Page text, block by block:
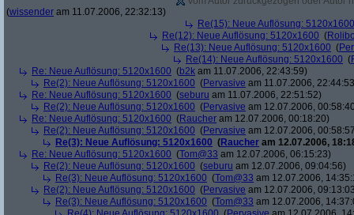
(wissender am 11.07.2006, 22:32:13)
Re(15): Neue Auflösung: 5120x1600
Re(12): Neue Auflösung: 5120x1600 (
Re(13): Neue Auflösung: 5120x1600 (
Re(14): Neue Auflösung: 5120x1600 (
Re: Neue Auflösung: 5120x1600 (b2k am 11.07.2006, 22:43:59)
Re(2): Neue Auflösung: 5120x1600 (Pervasive am 11.07.2006,
Re: Neue Auflösung: 5120x1600 (seburu am 11.07.2006, 22:51:52)
Re(2): Neue Auflösung: 5120x1600 (Pervasive am 12.07.2006,
Re: Neue Auflösung: 5120x1600 (Raucher am 12.07.2006, 00:18:20)
Re(2): Neue Auflösung: 5120x1600 (Pervasive am 12.07.2006,
Re(3): Neue Auflösung: 5120x1600 (Raucher am 12.07.2006,
Re: Neue Auflösung: 5120x1600 (Tom@33 am 12.07.2006, 06:15:23)
Re(2): Neue Auflösung: 5120x1600 (seburu am 12.07.2006, 09:04:56)
Re(3): Neue Auflösung: 5120x1600 (Tom@33 am 12.07.2006,
Re(2): Neue Auflösung: 5120x1600 (Pervasive am 12.07.2006,
Re(3): Neue Auflösung: 5120x1600 (Tom@33 am 12.07.2006,